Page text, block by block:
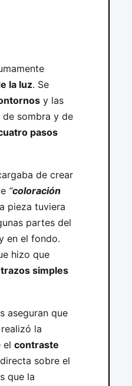
la luz. Se
y las
sombra y de
pasos
de crear
“coloración
pieza tuviera
partes del
en el fondo.
hizo que
trazos simples
aseguran que
la
el contraste
sobre el
que la